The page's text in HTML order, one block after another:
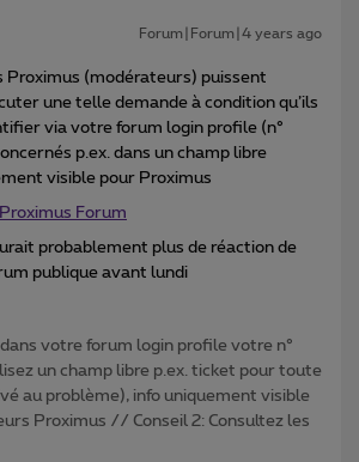
Forum|Forum|4 years ago
Proximus (modérateurs) puissent
une telle demande à condition qu’ils
via votre forum login profile (n°
p.ex. dans un champ libre
visible pour Proximus
Forum
probablement plus de réaction de
publique avant lundi
dans votre forum login profile votre n°
un champ libre p.ex. ticket pour toute
au problème), info uniquement visible
Proximus // Conseil 2: Consultez les